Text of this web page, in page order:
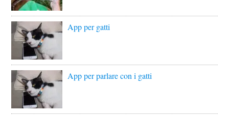
App per gatti
App per parlare con i gatti